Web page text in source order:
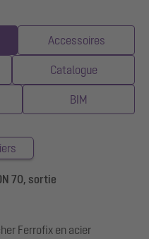
Accessoires
Catalogue
BIM
70, sortie
Ferrofix en acier